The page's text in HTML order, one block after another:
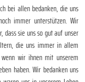
bei allen bedanken, die uns
immer unterstützen. Wir
dass sie uns so gut auf unser
die uns immer in allem
wir ihnen mit unserem
haben. Wir bedanken uns